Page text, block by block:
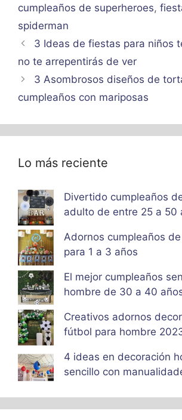
cumpleaños de superheroes,
spiderman
3 Ideas de fiestas para niños
no te arrepentirás de ver
3 Asombrosos diseños de
cumpleaños con mariposas
Lo más reciente
Divertido cumpleaños
adulto de entre 25 a 50
Adornos cumpleaños
para 1 a 3 años
El mejor cumpleaños
hombre de 30 a 40
Creativos adornos
fútbol para hombre
4 ideas en decoración
sencillo con